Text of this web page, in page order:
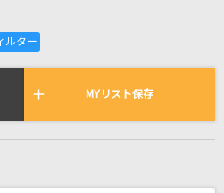
歌われている曲の一覧
MYリスト保存